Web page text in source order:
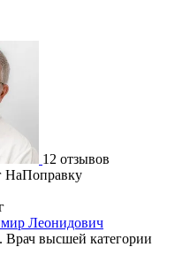
12 отзывов
Леонидович
Врач высшей категории